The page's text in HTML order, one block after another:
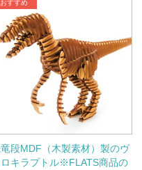
段MDF（木製素材）製のヴ
ロキラプトル※FLATS商品の